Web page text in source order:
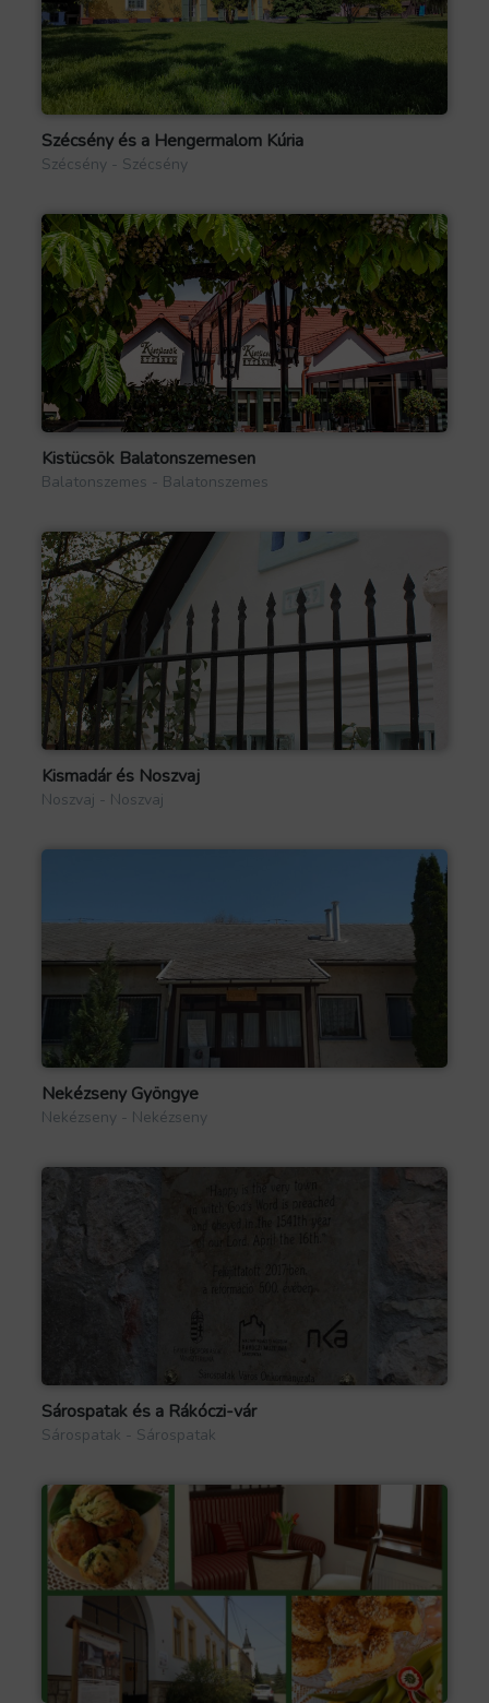
Szécsény és a Hengermalom Kúria
Szécsény - Szécsény
Kistücsök Balatonszemesen
Balatonszemes - Balatonszemes
Kismadár és Noszvaj
Noszvaj - Noszvaj
Nekézseny Gyöngye
Nekézseny - Nekézseny
Sárospatak és a Rákóczi-vár
Sárospatak - Sárospatak